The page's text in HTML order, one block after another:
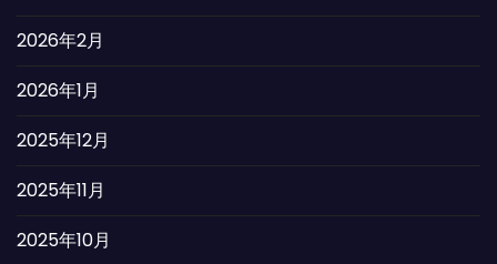
2026年2月
2026年1月
2025年12月
2025年11月
2025年10月